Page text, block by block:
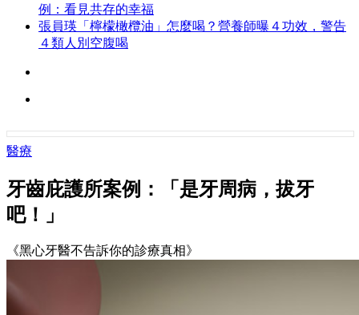
例：看見共存的幸福
張員瑛「檸檬橄欖油」怎麼喝？營養師曝４功效，警告
４類人別空腹喝
醫療
牙齒庇護所案例：「是牙周病，拔牙
吧！」
《黑心牙醫不告訴你的診療真相》